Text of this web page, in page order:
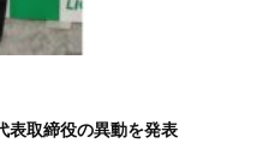
表取締役の異動を発表